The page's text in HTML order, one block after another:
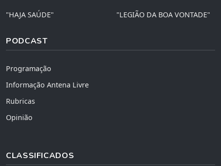
"HAJA SAÚDE" "LEGIÃO DA BOA VONTADE"
PODCAST
Programação
Informação Antena Livre
Rubricas
Opinião
CLASSIFICADOS